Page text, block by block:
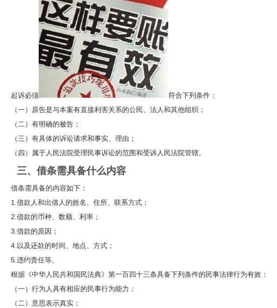
起诉必须
符合下列条件：
（一）原告是与本案有直接利害关系的公民、法人和其他组织；
（二）有明确的被告；
（三）有具体的诉讼请求和事实、理由；
（四）属于人民法院受理民事诉讼的范围和受诉人民法院管辖。
三、借条需具备什么内容
借条需具备的内容如下：
1.借款人和出借人的姓名、住所、联系方式；
2.借款的币种、数额、利率；
3.借款的原因；
4.以及还款的时间、地点、方式；
5.违约责任等。
根据《中华人民共和国民法典》第一百四十三条具备下列条件的民事法律行为有效：
（一）行为人具有相应的民事行为能力；
（二）意思表示真实；